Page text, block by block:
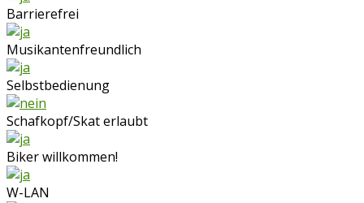
Barrierefrei
Musikantenfreundlich
Selbstbedienung
Schafkopf/Skat erlaubt
Biker willkommen!
W-LAN